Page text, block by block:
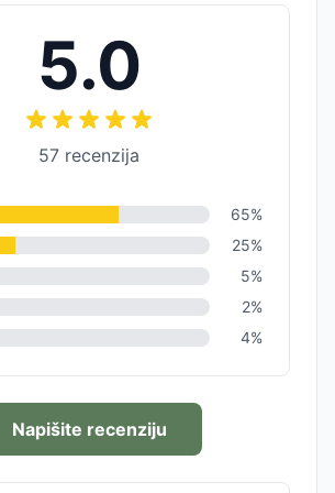
5.0
57 recenzija
65%
25%
5%
2%
4%
Napišite recenziju